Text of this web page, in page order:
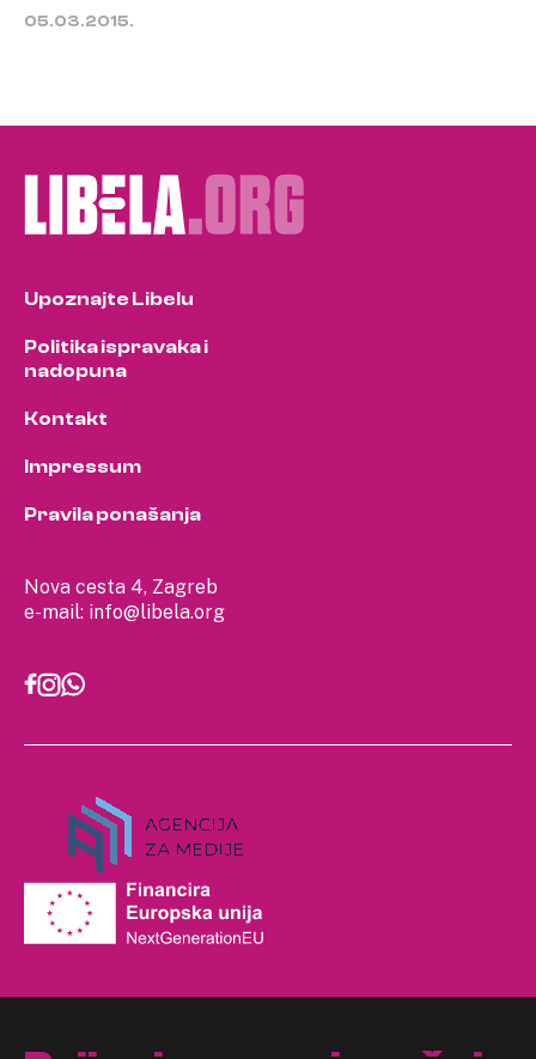
05.03.2015.
Nova cesta 4, Zagreb
e-mail: info@libela.org
Upoznajte Libelu
Politika ispravaka i
nadopuna
Kontakt
Impressum
Pravila ponašanja